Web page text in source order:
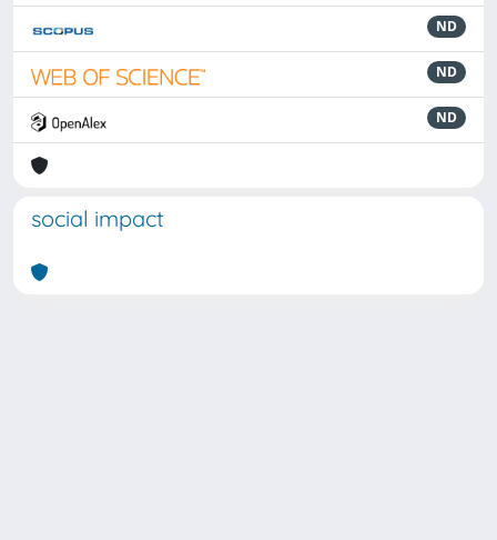
ND
ND
ND
social impact